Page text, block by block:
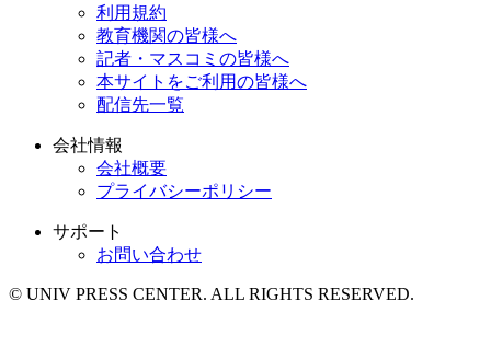
利用規約
教育機関の皆様へ
記者・マスコミの皆様へ
本サイトをご利用の皆様へ
配信先一覧
会社情報
会社概要
プライバシーポリシー
サポート
お問い合わせ
© UNIV PRESS CENTER. ALL RIGHTS RESERVED.